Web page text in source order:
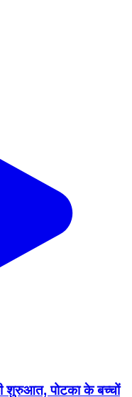
शुरुआत, पोटका के बच्चों